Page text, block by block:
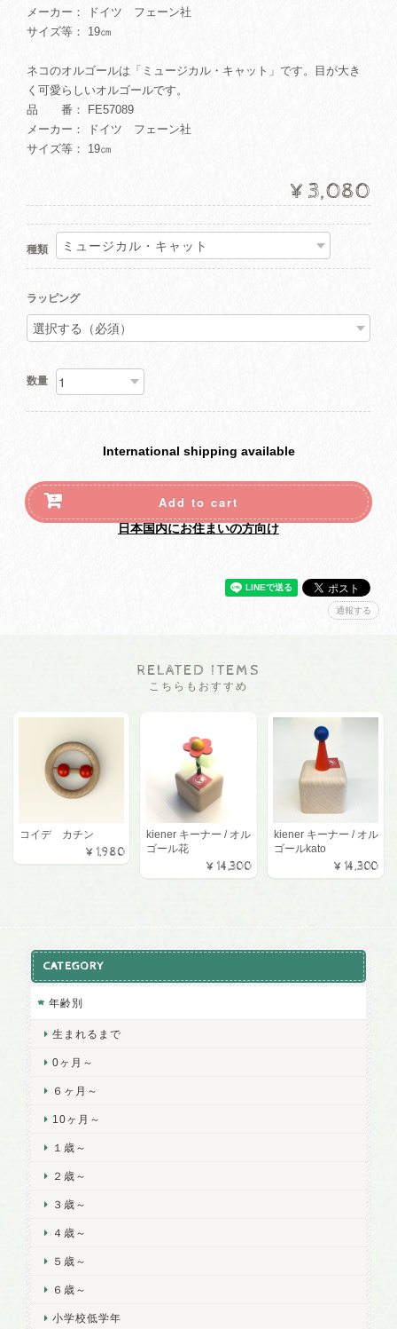
メーカー： ドイツ フェーン社
サイズ等： 19㎝
ネコのオルゴールは「ミュージカル・キャット」です。目が大き
く可愛らしいオルゴールです。
品 番： FE57089
メーカー： ドイツ フェーン社
サイズ等： 19㎝
¥3,080
種類
ラッピング
数量
International shipping available
Add to cart
日本国内にお住まいの方向け
通報する
RELATED ITEMS
こちらもおすすめ
コイデ カチン
¥1,980
kiener キーナー / オル
ゴール花
¥14,300
kiener キーナー / オル
ゴールkato
¥14,300
CATEGORY
年齢別
生まれるまで
0ヶ月～
６ヶ月～
10ヶ月～
１歳～
２歳～
３歳～
４歳～
５歳～
６歳～
小学校低学年